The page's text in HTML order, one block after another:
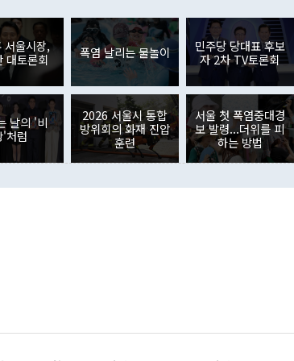
보스토크에서 열리는 '동방경제포럼(EEF)'을 언급하
참석을) 검토하고 있다"고 발언한 데 대해서도 조 장관
몫"이라며 "아직 거기까지 진도가 나가지 않았다"고
날 소개한 대북 구상과 설명은 정부 내 조율을 거치지
가 있다. 특히 주적 표현 대체와 국호 사용, 9·19 군
추진 등은 통일부 장관이 결정할 사안이 아니어서 월
고 있다. 이 대통령은 정 장관의 업무보고를 듣고 난
발표했다고 승인난 건 아니다"라고 재차 확인했다. 정
장관의 발언 내용은 대부분 국가안전보장회의(NSC)
아닌 정 장관의 개인적 생각에 가깝다"며 "안보 관
공식 정책이 아닌 사안을 추진하겠다고 업무보고를
서 '국군통수권자가 나서야 한다'고 주장한 것은 심각
비핵화를 공식적으로 요구한 적이 없기 때문이다. 지
9000만달러)을 넘어선 것이다. 직접투자에서는 내국
억1000만달러, 외국인의 국내투자가 46억3000만달러
투자에서는 외국인의 국내 주식 매도세가 이어졌다. 외
자는 차익실현 매도 등의 영향으로 316억1000만달러
5000만달러)에 이어 역대 최대 순매도 기록을 다시
내 채권투자는 세계국채지수(WGBI) 자금 유입에도
으로 증가 폭이 줄어든 52억9000만달러를 기록했
권투자는 주식을 중심으로 35억6000만달러 증가했
서울시장,
대토론회
폭염 날리는 물놀이
민주당 당대표 후보
자 2차 TV토론회
날의 '비
'처럼
2026 서울시 통합
방위회의 화재 진압
훈련
서울 첫 폭염중대경
보 발령...더위를 피
하는 방법